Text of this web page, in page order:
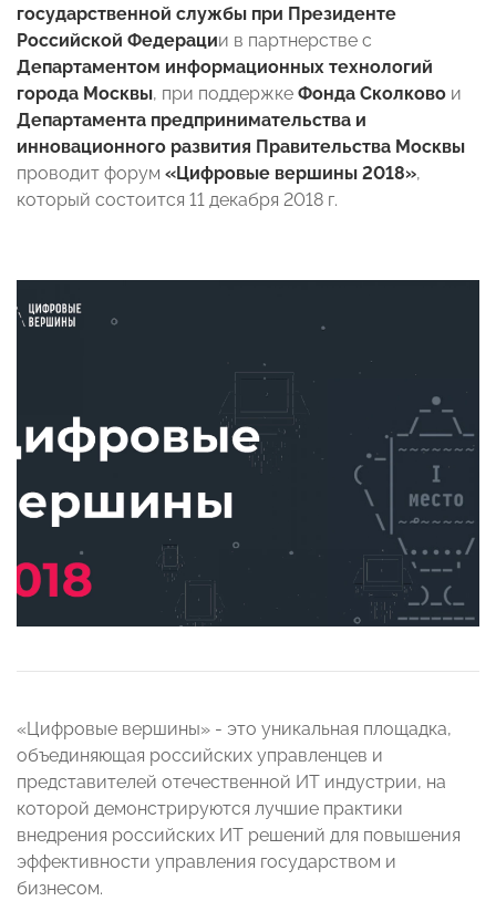
государственной службы при Президенте
Российской Федерации в партнерстве с
Департаментом информационных технологий
города Москвы, при поддержке Фонда Сколково и
Департамента предпринимательства и
инновационного развития Правительства Москвы
проводит форум «Цифровые вершины 2018»,
который состоится 11 декабря 2018 г.
«Цифровые вершины» - это уникальная площадка,
объединяющая российских управленцев и
представителей отечественной ИТ индустрии, на
которой демонстрируются лучшие практики
внедрения российских ИТ решений для повышения
эффективности управления государством и
бизнесом.